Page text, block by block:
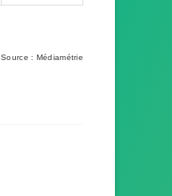
Source : Médiamétrie